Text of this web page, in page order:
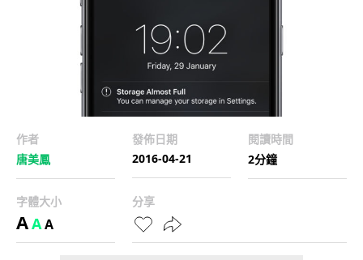
作者
唐美鳳
發佈日期
2016-04-21
閱讀時間
2分鐘
字體大小
AAA
分享